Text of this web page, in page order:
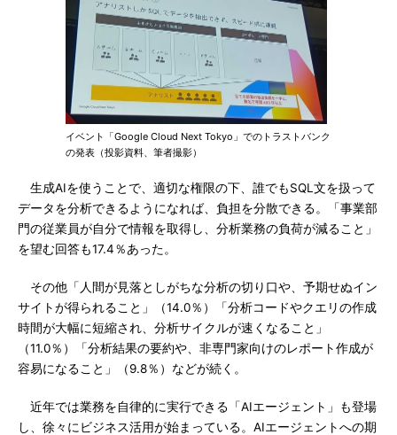
イベント「Google Cloud Next Tokyo」でのトラストバンク
の発表（投影資料、筆者撮影）
生成AIを使うことで、適切な権限の下、誰でもSQL文を扱って
データを分析できるようになれば、負担を分散できる。「事業部
門の従業員が自分で情報を取得し、分析業務の負荷が減ること」
を望む回答も17.4％あった。
その他「人間が見落としがちな分析の切り口や、予期せぬイン
サイトが得られること」（14.0％）「分析コードやクエリの作成
時間が大幅に短縮され、分析サイクルが速くなること」
（11.0％）「分析結果の要約や、非専門家向けのレポート作成が
容易になること」（9.8％）などが続く。
近年では業務を自律的に実行できる「AIエージェント」も登場
し、徐々にビジネス活用が始まっている。AIエージェントへの期